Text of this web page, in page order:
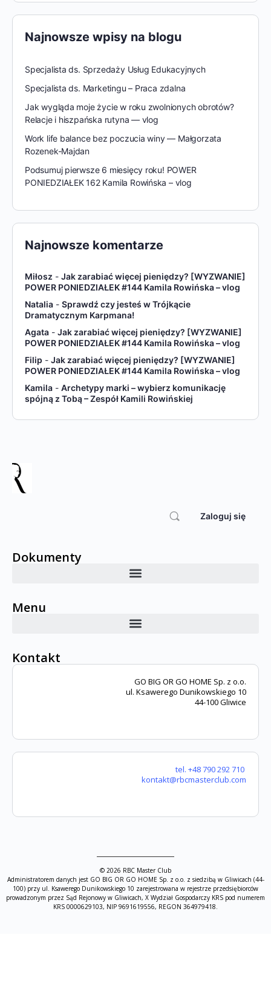
Najnowsze wpisy na blogu
Specjalista ds. Sprzedaży Usług Edukacyjnych
Specjalista ds. Marketingu – Praca zdalna
Jak wygląda moje życie w roku zwolnionych obrotów?
Relacje i hiszpańska rutyna — vlog
Work life balance bez poczucia winy — Małgorzata
Rozenek-Majdan
Podsumuj pierwsze 6 miesięcy roku! POWER
PONIEDZIAŁEK 162 Kamila Rowińska – vlog
Najnowsze komentarze
Miłosz - Jak zarabiać więcej pieniędzy? [WYZWANIE]
POWER PONIEDZIAŁEK #144 Kamila Rowińska – vlog
Natalia - Sprawdź czy jesteś w Trójkącie
Dramatycznym Karpmana!
Agata - Jak zarabiać więcej pieniędzy? [WYZWANIE]
POWER PONIEDZIAŁEK #144 Kamila Rowińska – vlog
Filip - Jak zarabiać więcej pieniędzy? [WYZWANIE]
POWER PONIEDZIAŁEK #144 Kamila Rowińska – vlog
Kamila - Archetypy marki – wybierz komunikację
spójną z Tobą – Zespół Kamili Rowińskiej
Zaloguj się
Dokumenty
Menu
Kontakt
GO BIG OR GO HOME Sp. z o.o.
ul. Ksawerego Dunikowskiego 10
44-100 Gliwice
tel. +48 790 292 710
kontakt@rbcmasterclub.com
© 2026 RBC Master Club
Administratorem danych jest GO BIG OR GO HOME Sp. z o.o. z siedzibą w Gliwicach (44-
100) przy ul. Ksawerego Dunikowskiego 10 zarejestrowana w rejestrze przedsiębiorców
prowadzonym przez Sąd Rejonowy w Gliwicach, X Wydział Gospodarczy KRS pod numerem
KRS 0000629103, NIP 9691619556, REGON 364979418.